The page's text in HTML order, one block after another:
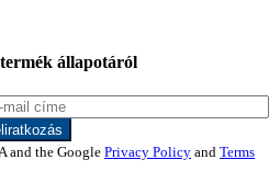
állapotáról
and the Google Privacy Policy and Terms